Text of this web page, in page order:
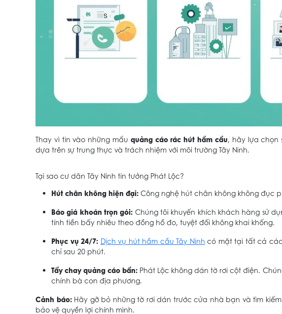
Thay vì tin vào những mẩu quảng cáo rác hút hầm cầu, hãy lựa chọn
dựa trên sự trung thực và trách nhiệm với môi trường Tây Ninh.
Tại sao cư dân Tây Ninh tin tưởng Phát Lộc?
Hút chân không hiện đại: Công nghệ hút chân không không đục
Báo giá khoán trọn gói: Chúng tôi khuyến khích khách hàng sử
tính tiền bấy nhiêu theo đồng hồ đo, tuyệt đối không khai khống.
Phục vụ 24/7: Dịch vụ hút hầm cầu Tây Ninh có mặt tại tất cả các
chỉ sau 20 phút.
Tẩy chay quảng cáo bẩn: Phát Lộc không dán tờ rơi cột điện.
chính bà con địa phương.
Cảnh báo:Hãy gỡ bỏ những tờ rơi dán trước cửa nhà bạn và tìm
bảo vệ quyền lợi chính mình.